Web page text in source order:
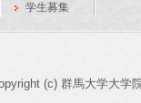
学生募集
(c) 群馬大学大学